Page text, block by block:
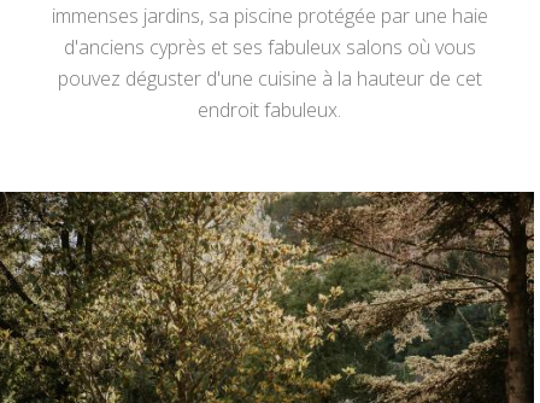
immenses jardins, sa piscine protégée par une haie
d'anciens cyprès et ses fabuleux salons où vous
pouvez déguster d'une cuisine à la hauteur de cet
endroit fabuleux.